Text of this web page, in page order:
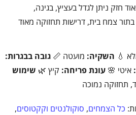
חזק ניתן לגדל בעציץ, בגינה,
צמח בית, דרישות תחזוקה מאוד
💧 השקיה: מועטה 📏 גובה בבגרות:
איטי 🌸 עונת פריחה: קיץ 🌿 שימוש
תחזוקה נמוכה
כל הצמחים, סוקולנטים וקקטוסים,